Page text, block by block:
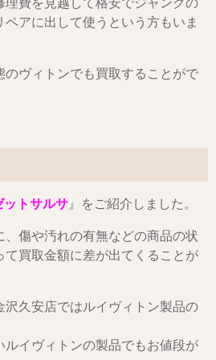
理費を見越して格安でジャンクの
アに出して使うという方もいま
のヴィトンでも買取することがで
ットサルサ』をご紹介しました。
、傷や汚れの有無などの商品の状
て買取金額に差が出てくることが
沢久安店ではルイヴィトン製品の
ルイヴィトンの製品でもお値段が